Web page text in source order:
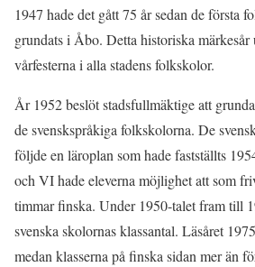
1947 hade det gått 75 år sedan de första
grundats i Åbo. Detta historiska märkesår
vårfesterna i alla stadens folkskolor.
År 1952 beslöt stadsfullmäktige att
de svenskspråkiga folkskolorna. De
följde en läroplan som hade fastställts
och VI hade eleverna möjlighet att som
timmar finska. Under 1950-talet fram till
svenska skolornas klassantal. Läsåret
medan klasserna på finska sidan mer än